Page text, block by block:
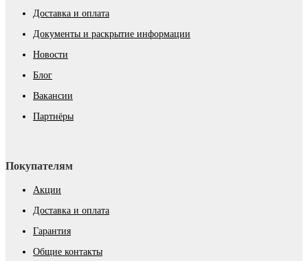
Доставка и оплата
Документы и раскрытие информации
Новости
Блог
Вакансии
Партнёры
Покупателям
Акции
Доставка и оплата
Гарантия
Общие контакты